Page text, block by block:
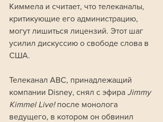
Киммела и считает, что телеканалы,
критикующие его администрацию,
могут лишиться лицензий. Этот шаг
усилил дискуссию о свободе слова в
США.
Телеканал ABC, принадлежащий
компании Disney, снял с эфира Jimmy
Kimmel Live! после монолога
ведущего, в котором он обвинил